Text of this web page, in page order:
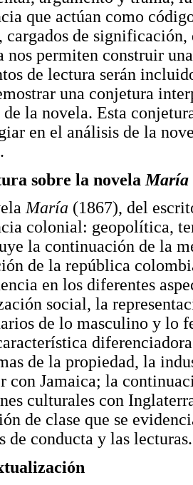
que actúan como
cargados de
nos permiten construir
de lectura serán
una conjetura
la novela. Esta
en el análisis de la
sobre la novela María
María (1867), del
colonial: geopolítica,
la continuación de la
de la república
en los diferentes
social, la
de lo masculino y lo
de la propiedad, la
con Jamaica; la
culturales con
de clase que se
de conducta y las lecturas.